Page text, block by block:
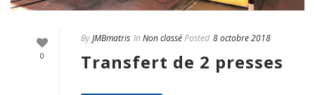
0
ByJMBmatris In Non classéPosted 8 octobre 2018
Transfert de 2 presses